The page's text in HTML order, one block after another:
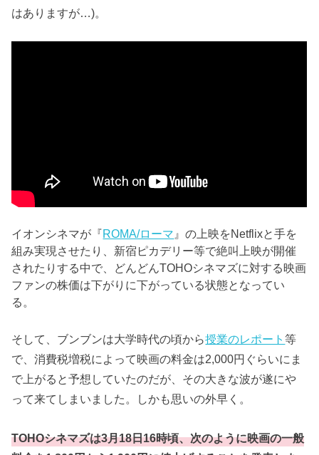
はありますが…)。
イオンシネマが『ROMA/ローマ 』の上映をNetflixと手を
組み実現させたり、新宿ピカデリー等で絶叫上映が開催
されたりする中で、どんどんTOHOシネマズに対する映画
ファンの株価は下がりに下がっている状態となってい
る。
そして、ブンブンは大学時代の頃から授業のレポート等
で、消費税増税によって映画の料金は2,000円ぐらいにま
で上がると予想していたのだが、その大きな波が遂にや
って来てしまいました。しかも思いの外早く。
TOHOシネマズは3月18日16時頃、次のように映画の一般